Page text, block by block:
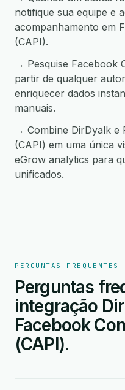
notifique sua equipe e
acompanhamento em
(CAPI).
→ Pesquise Facebook
partir de qualquer
enriquecer dados
manuais.
→ Combine DirDyalk e
(CAPI) em uma única
eGrow analytics para
unificados.
PERGUNTAS FREQUENTES
Perguntas
integração
Facebook
(CAPI).